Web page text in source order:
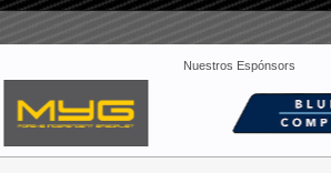
Nuestros Espónsors